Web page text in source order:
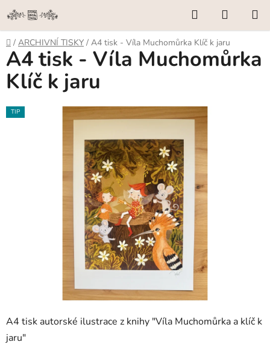
Přejít
na
obsah
Hledat
KOŠÍK
Domů
/ ARCHIVNÍ TISKY / A4 tisk - Víla Muchomůrka Klíč k jaru
A4 tisk autorské ilustrace z knihy "Víla Muchomůrka a klíč k
jaru"
A4 tisk - Víla Muchomůrka
Klíč k jaru
TIP